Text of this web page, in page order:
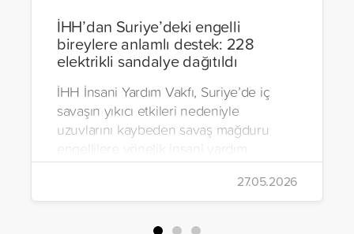
İHH’dan Suriye’deki engelli
bireylere anlamlı destek: 228
elektrikli sandalye dağıtıldı
İHH İnsani Yardım Vakfı, Suriye’de iç
savaşın yıkıcı etkileri nedeniyle
uzuvlarını kaybeden savaş mağduru
engellilere yönelik insani yardım
çalışmalarını aralıksız sürdürüyor. Vakıf,
yürütülen son projeyle Suriye’nin Şam,
Halep, Hama, Humus ve İdlib
bölgelerinde zor şartlarda yaşayan
27.05.2026